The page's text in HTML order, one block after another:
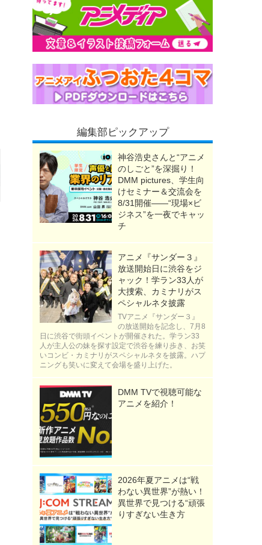
編集部ピックアップ
神谷浩史さんと“アニメ
のしごと”を深掘り！
DMM pictures、学生向
けセミナー＆交流会を
8/31開催――“現場×ビ
ジネス”を一夜でキャッ
チ
アニメ『サンダー３』
放送開始日に渋谷をジ
ャック！学ラン33人が
大捜索、カミナリがス
ペシャルネタ披露
TVアニメ『サンダー３』
の放送開始を記念し、7月8
日に渋谷で街頭イベントが開催された。学ラン33
人が主人公の妹を探す設定で渋谷を練り歩き、お笑
いコンビ・カミナリがスペシャルネタを披露。ハプ
ニングも笑いに変えて会場を盛り上げた。
DMM TVで視聴可能な
アニメを紹介！
2026年夏アニメは“戦
わない異世界”が熱い！
異世界で見つける“頑張
りすぎない生き方